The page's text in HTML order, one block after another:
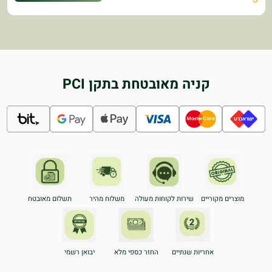
קניה מאובטחת בתקן PCI
מוצרים מקוריים שירות לקוחות מעולה משלוח מהיר תשלום מאובטח
אחריות שנתיים החזר כספי מלא יבואן רשמי